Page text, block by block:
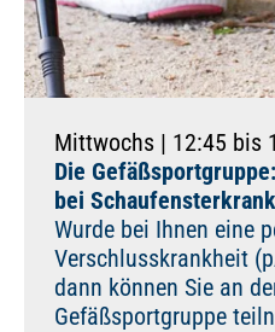
Mittwochs | 12:45 bis
Die
bei
Wurde bei Ihnen eine
Verschlusskrankheit
dann können Sie an
Gefäßsportgruppe